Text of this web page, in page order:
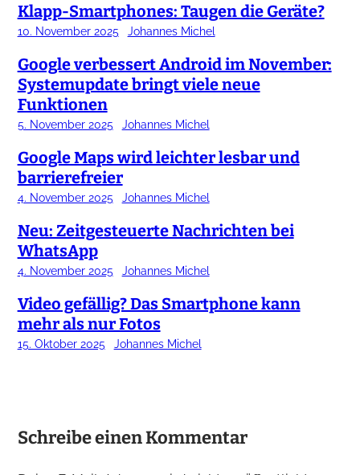
Klapp-Smartphones: Taugen die Geräte?
10. November 2025 Johannes Michel
Google verbessert Android im November:
Systemupdate bringt viele neue
Funktionen
5. November 2025 Johannes Michel
Google Maps wird leichter lesbar und
barrierefreier
4. November 2025 Johannes Michel
Neu: Zeitgesteuerte Nachrichten bei
WhatsApp
4. November 2025 Johannes Michel
Video gefällig? Das Smartphone kann
mehr als nur Fotos
15. Oktober 2025 Johannes Michel
Schreibe einen Kommentar